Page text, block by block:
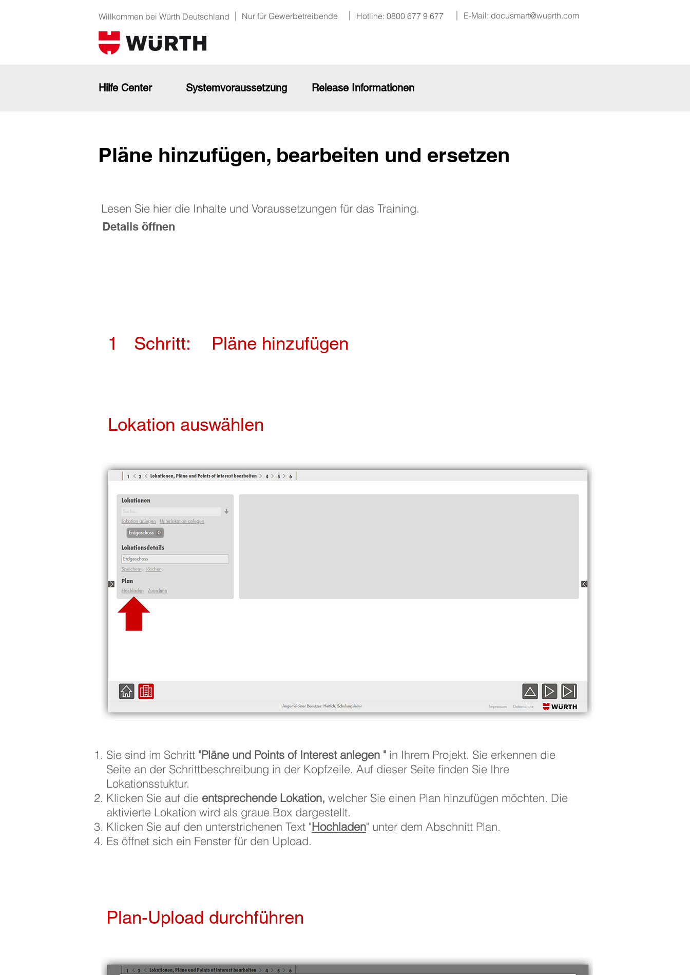
Willkommen bei Würth Deutschland Nur für Gewerbetreibende Hotline: 0800 677 9 677 E-Mail: docusmart@wuerth.com
Hilfe Center Systemvoraussetzung Release Informationen
Pläne hinzufügen, bearbeiten und ersetzen
Lesen Sie hier die Inhalte und Voraussetzungen für das Training.
Details öffnen
1 Schritt: Pläne hinzufügen
Lokation auswählen
Sie sind im Schritt "Pläne und Points of Interest anlegen " in Ihrem Projekt. Sie erkennen die
Seite an der Schrittbeschreibung in der Kopfzeile. Auf dieser Seite finden Sie Ihre
Lokationsstuktur.
Klicken Sie auf die entsprechende Lokation, welcher Sie einen Plan hinzufügen möchten. Die
aktivierte Lokation wird als graue Box dargestellt.
Klicken Sie auf den unterstrichenen Text "Hochladen" unter dem Abschnitt Plan.
Es öffnet sich ein Fenster für den Upload.
Plan-Upload durchführen